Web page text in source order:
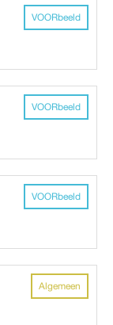
VOORbeeld
VOORbeeld
VOORbeeld
Algemeen